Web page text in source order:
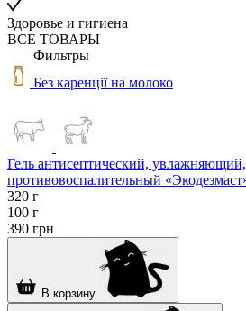
Здоровье и гигиена
ВСЕ ТОВАРЫ
Фильтры
Без каренції на молоко
Гель антисептический,
противовоспалительный
320 г
100 г
390 грн
В корзину